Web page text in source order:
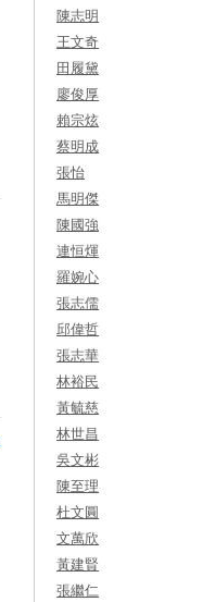
陳志明
王文奇
田履黛
廖俊厚
賴宗炫
蔡明成
張怡
馬明傑
陳國強
連恒煇
羅婉心
張志儒
邱偉哲
張志華
林裕民
黃毓慈
林世昌
吳文彬
陳至理
杜文圓
文萬欣
黃建賢
張繼仁